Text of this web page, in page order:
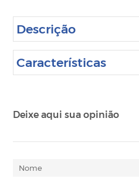
Descrição
Características
Deixe aqui sua opinião